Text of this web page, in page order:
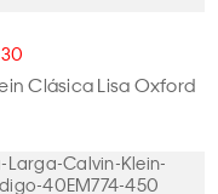
Clásica Lisa Oxford